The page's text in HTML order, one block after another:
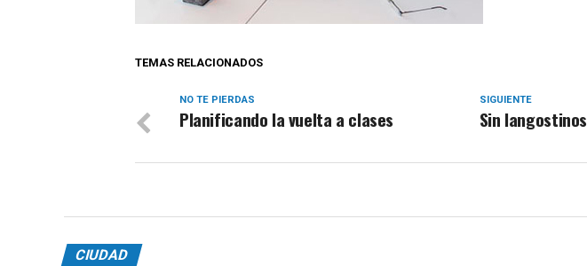
TEMAS RELACIONADOS
SIGUIENTE
Sin langostinos
NO TE PIERDAS
Planificando la vuelta a clases
CIUDAD